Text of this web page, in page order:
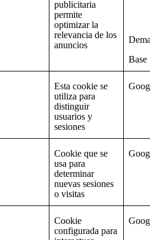
publicitaria
permite
optimizar la
relevancia de los
anuncios
Base
Esta cookie se
utiliza para
distinguir
usuarios y
sesiones
Cookie que se
usa para
determinar
nuevas sesiones
o visitas
Cookie
configurada para